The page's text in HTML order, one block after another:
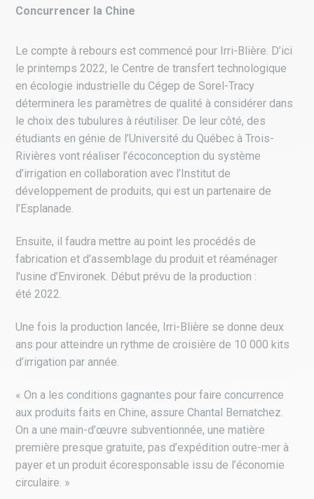
Concurrencer la Chine
Le compte à rebours est commencé pour Irri-Blière. D’ici
le printemps 2022, le Centre de transfert technologique
en écologie industrielle du Cégep de Sorel-Tracy
déterminera les paramètres de qualité à considérer dans
le choix des tubulures à réutiliser. De leur côté, des
étudiants en génie de l’Université du Québec à Trois-
Rivières vont réaliser l’écoconception du système
d’irrigation en collaboration avec l’Institut de
développement de produits, qui est un partenaire de
l’Esplanade.
Ensuite, il faudra mettre au point les procédés de
fabrication et d’assemblage du produit et réaménager
l’usine d’Environek. Début prévu de la production :
été 2022.
Une fois la production lancée, Irri-Blière se donne deux
ans pour atteindre un rythme de croisière de 10 000 kits
d’irrigation par année.
« On a les conditions gagnantes pour faire concurrence
aux produits faits en Chine, assure Chantal Bernatchez.
On a une main-d’œuvre subventionnée, une matière
première presque gratuite, pas d’expédition outre-mer à
payer et un produit écoresponsable issu de l’économie
circulaire. »